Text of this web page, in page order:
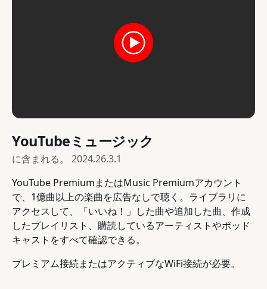
YouTubeミュージック
に含まれる。 2024.26.3.1
YouTube PremiumまたはMusic Premiumアカウント
で、1億曲以上の楽曲を広告なしで聴く。ライブラリに
アクセスして、「いいね！」した曲や追加した曲、作成
したプレイリスト、購読しているアーティストやポッド
キャストをすべて確認できる。
プレミアム接続またはアクティブなWiFi接続が必要。